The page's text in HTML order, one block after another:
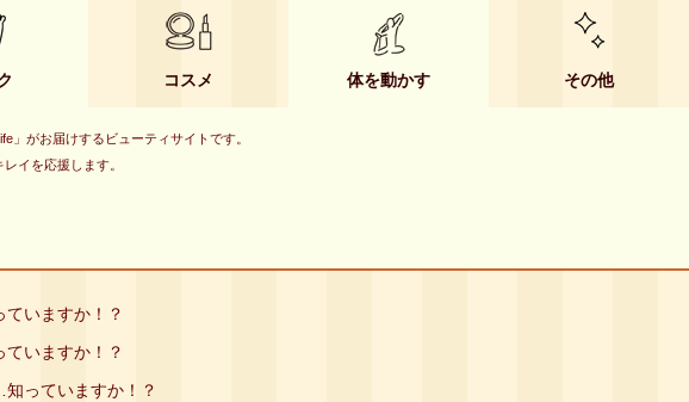
コスメ 体を動かす その他
」がお届けするビューティサイトです。
イを応援します。
いますか！？
いますか！？
っていますか！？